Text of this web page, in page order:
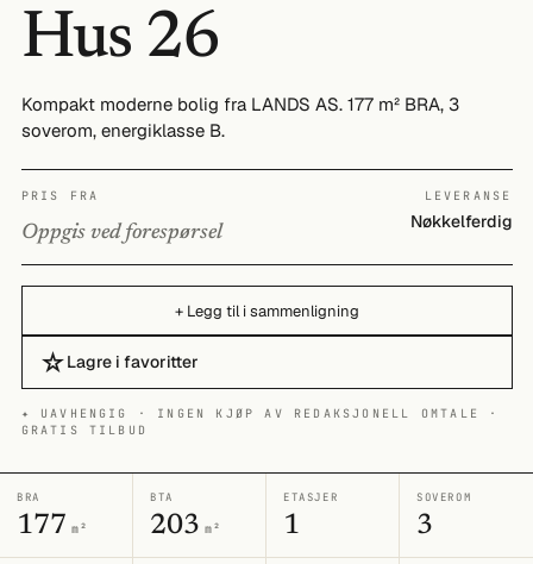
Hus 26
Kompakt moderne bolig fra LANDS AS. 177 m² BRA, 3
soverom, energiklasse B.
PRIS FRA
Oppgis ved forespørsel
LEVERANSE
Nøkkelferdig
+ Legg til i sammenligning
☆Lagre i favoritter
✦ UAVHENGIG · INGEN KJØP AV REDAKSJONELL OMTALE ·
GRATIS TILBUD
BRA
177 m²
BTA
203 m²
ETASJER
1
SOVEROM
3